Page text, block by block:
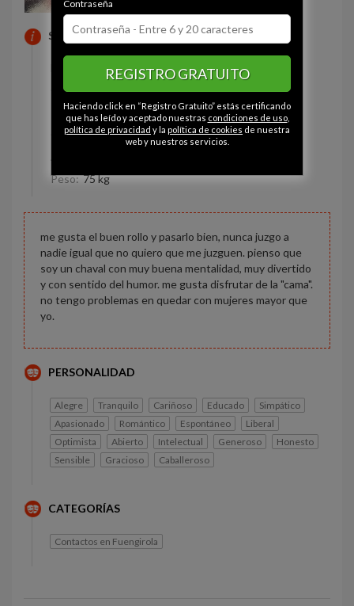
SOBRE MI
Estado civil: Soltero
Ojos: Marrón
Pelo: Moreno
Constitución: Deportista
Peso: 75 kg
me gusta el buen rollo y pasarlo bien, nunca juzgo a
nadie igual que no quiero que me juzguen. pienso que
soy un chaval con muy buena mentalidad, muy divertido
y con sentido del humor. me gusta disfrutar de la "cama".
no tengo problemas en quedar con mujeres mayor que
yo.
PERSONALIDAD
Alegre Tranquilo Cariñoso Educado
Simpático
Apasionado
Romántico Espontáneo
Liberal
Optimista
Abierto Intelectual Generoso
Honesto
Sensible
Gracioso Caballeroso
CATEGORÍAS
Contactos en Fuengirola
Contraseña
REGISTRO GRATUITO
Haciendo click en “Registro Gratuito” estás certificando
que has leído y aceptado nuestras condiciones de uso,
política de privacidad y la política de cookies de nuestra
web y nuestros servicios.